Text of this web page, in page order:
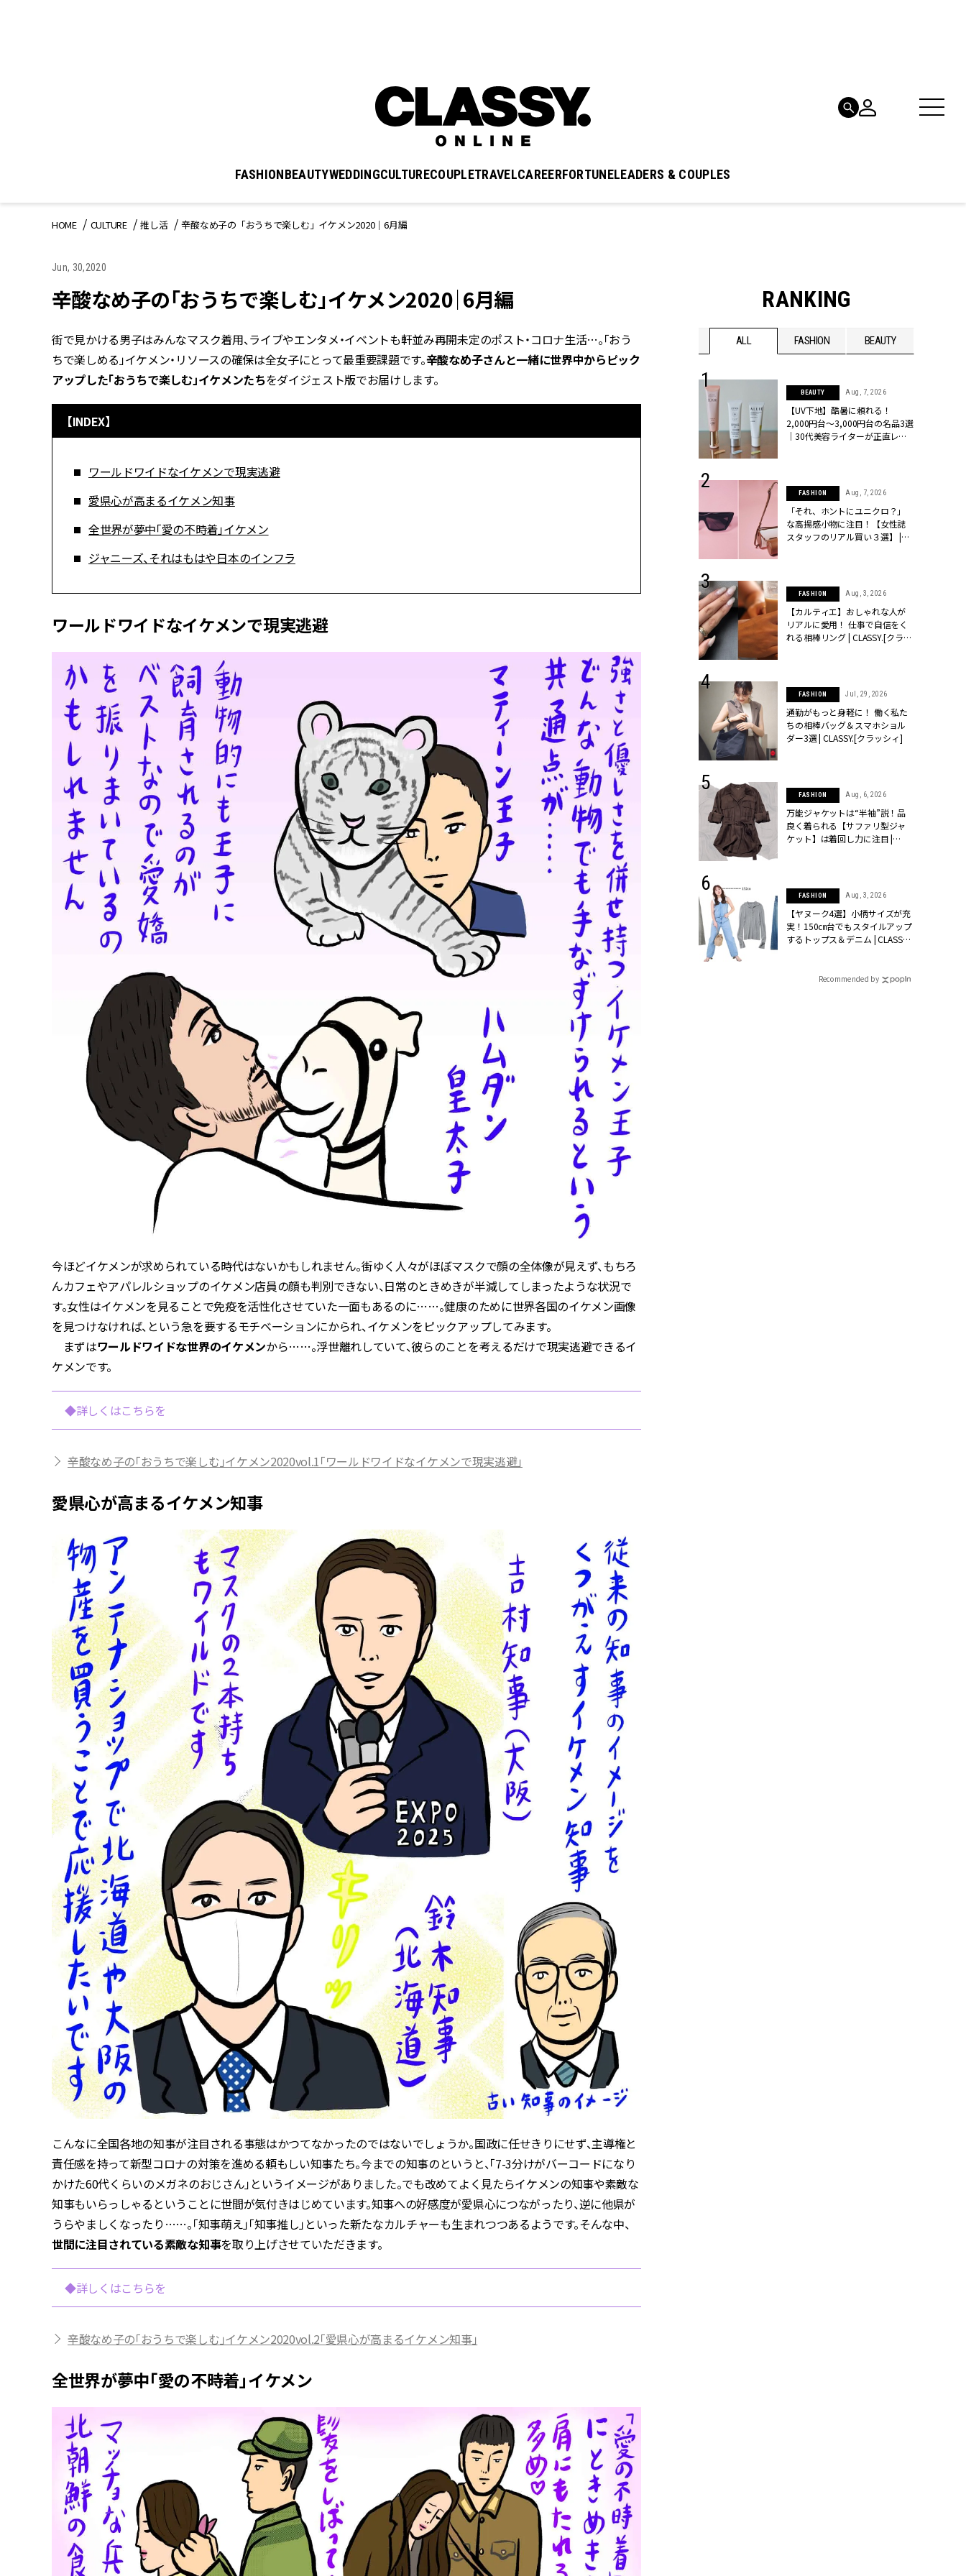
FASHIONBEAUTYWEDDINGCULTURECOUPLETRAVELCAREERFORTUNELEADERS & COUPLES
HOME CULTURE 推し活 辛酸なめ子の「おうちで楽しむ」イケメン2020｜6月編
Jun, 30,2020
辛酸なめ子の「おうちで楽しむ」イケメン2020｜6月編
街で見かける男子はみんなマスク着用、ライブやエンタメ・イベントも軒並み再開未定のポスト・コロナ生活…。「おう
ちで楽しめる」イケメン・リソースの確保は全女子にとって最重要課題です。辛酸なめ子さんと一緒に世界中からピック
アップした「おうちで楽しむ」イケメンたちをダイジェスト版でお届けします。
【INDEX】
ワールドワイドなイケメンで現実逃避
愛県心が高まるイケメン知事
全世界が夢中「愛の不時着」イケメン
ジャニーズ、それはもはや日本のインフラ
ワールドワイドなイケメンで現実逃避
今ほどイケメンが求められている時代はないかもしれません。街ゆく人々がほぼマスクで顔の全体像が見えず、もちろ
んカフェやアパレルショップのイケメン店員の顔も判別できない、日常のときめきが半減してしまったような状況で
す。女性はイケメンを見ることで免疫を活性化させていた一面もあるのに……。健康のために世界各国のイケメン画像
を見つけなければ、という急を要するモチベーションにかられ、イケメンをピックアップしてみます。
まずはワールドワイドな世界のイケメンから……。浮世離れしていて、彼らのことを考えるだけで現実逃避できるイ
ケメンです。
◆詳しくはこちらを
辛酸なめ子の「おうちで楽しむ」イケメン2020vol.1「ワールドワイドなイケメンで現実逃避」
愛県心が高まるイケメン知事
こんなに全国各地の知事が注目される事態はかつてなかったのではないでしょうか。国政に任せきりにせず、主導権と
責任感を持って新型コロナの対策を進める頼もしい知事たち。今までの知事のというと、「7-3分けがバーコードになり
かけた60代くらいのメガネのおじさん」というイメージがありました。でも改めてよく見たらイケメンの知事や素敵な
知事もいらっしゃるということに世間が気付きはじめています。知事への好感度が愛県心につながったり、逆に他県が
うらやましくなったり……。「知事萌え」「知事推し」といった新たなカルチャーも生まれつつあるようです。そんな中、
世間に注目されている素敵な知事を取り上げさせていただきます。
◆詳しくはこちらを
辛酸なめ子の「おうちで楽しむ」イケメン2020vol.2「愛県心が高まるイケメン知事」
全世界が夢中「愛の不時着」イケメン
RANKING
BEAUTY ALL FASHION BEAUTY
｜30代美容ライターが正直レビ
BEAUTY Sep, 25, 2025
ィ]
ル クラッシュ アプソリュ」の限
定カフェが登場！世界観に没入
できる体験型イベントが開催 |
CLASSY.[クラッシィ]
BEAUTY Aug, 5, 2026
忙しい毎日に「うるおいター
ボ」を。新【SOFINA BASIC＋】
のお手入れでうるおってなめら
かな肌を目指す | CLASSY.[クラッ
シィ]
Aug, 7, 2026
冷房・紫外線etc...「夏の隠れ乾
燥」を防ぐ【ベタつかない名品
クリーム】3選＜30代のベストコ
スメ＞ | CLASSY.[クラッシィ]
エピソードも | CLASSY.[クラッシ
WEDDING Feb, 16, 2026
WEDDING
【トレンドの巻き方３選】結婚
式ゲスト服の鉄板“シンプル黒ワ
ンピ”は『スカーフ』で盛るのが
正解！ | CLASSY.[クラッシィ]
WEDDING
【結婚式お呼ばれ】ドレスに馴
染む！上品で実用的な「サブバ
ッグ」6選【アンテプリマ、フェ
イラー他】 | CLASSY.[クラッシ
ィ]
WEDDING
【ブルガリ】プロポーズで贈ら
れたのは、リングじゃなくてネ
ックレスだった！【CLASSY.世代
のブライダルリング物語 #15】 |
CLASSY.[クラッシィ]
BEAUTY Aug, 7, 2026
【UV下地】酷暑に頼れる！
2,000円台〜3,000円台の名品3選
｜30代美容ライターが正直レビ
FASHION Aug, 7, 2026
「それ、ホントにユニクロ？」
な高揚感小物に注目！【女性誌
スタッフのリアル買い３選】 |
FASHION Aug, 3, 2026
【カルティエ】おしゃれな人が
リアルに愛用！ 仕事で自信をく
れる相棒リング | CLASSY.[クラッ
FASHION Jul, 29, 2026
通勤がもっと身軽に！ 働く私た
ちの相棒バッグ＆スマホショル
ダー3選 | CLASSY.[クラッシィ]
FASHION Aug, 6, 2026
万能ジャケットは“半袖”説！品
良く着られる【サファリ型ジャ
ケット】は着回し力に注目 |
FASHION Aug, 3, 2026
【ヤヌーク4選】小柄サイズが充
実！150㎝台でもスタイルアップ
するトップス＆デニム | CLASSY.
Recommended by